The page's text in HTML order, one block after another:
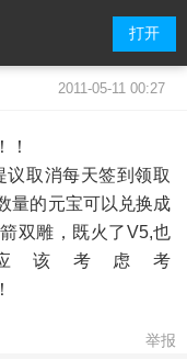
打开
2011-05-11 00:27
！
取消每天签到领取
量的元宝可以兑换成
双雕，既火了V5,也
该考虑考
举报